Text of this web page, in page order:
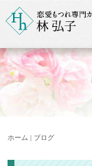
ホーム | ブログ